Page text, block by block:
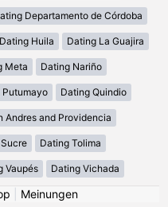
Departamento de Córdoba
Dating Huila Dating La Guajira
Meta Dating Nariño
Putumayo Dating Quindio
Andres and Providencia
Dating Tolima
Vaupés Dating Vichada
Meinungen